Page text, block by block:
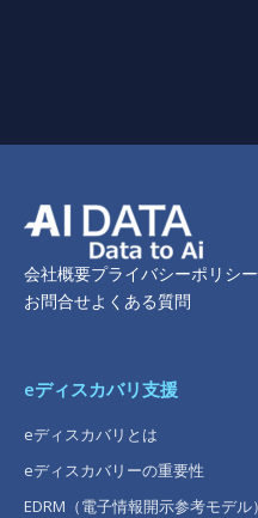
会社概要プライバシーポリシー
お問合せよくある質問
eディスカバリ支援
eディスカバリとは
eディスカバリーの重要性
EDRM（電子情報開示参考モデル